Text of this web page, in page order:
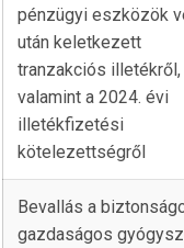
pénzügyi eszközök
után keletkezett
tranzakciós illetékről,
valamint a 2024. évi
illetékfizetési
kötelezettségről
Bevallás a
gazdaságos